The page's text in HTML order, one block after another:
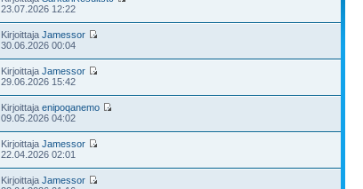
23.07.2026 12:22
KirjoittajaJamessor
30.06.2026 00:04
KirjoittajaJamessor
29.06.2026 15:42
Kirjoittajaenipoqanemo
09.05.2026 04:02
KirjoittajaJamessor
22.04.2026 02:01
KirjoittajaJamessor